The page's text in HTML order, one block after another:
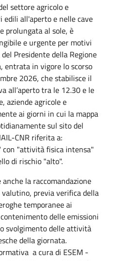
settore agricolo e
all'aperto e nelle cave
prolungata al sole, è
e urgente per motivi
Presidente della Regione
entrata in vigore lo scorso
2026, che stabilisce il
all’aperto tra le 12.30 e le
aziende agricole e
ai giorni in cui la mappa
sul sito del
CNR riferita a:
con "attività fisica intensa"
di rischio "alto".
la raccomandazione
previa verifica della
temporanee ai
delle emissioni
svolgimento delle attività
della giornata.
a cura di ESEM -